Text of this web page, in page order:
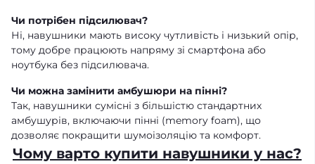
Чи потрібен підсилювач?
Ні, навушники мають високу чутливість і низький опір,
тому добре працюють напряму зі смартфона або
ноутбука без підсилювача.
Чи можна замінити амбушюри на пінні?
Так, навушники сумісні з більшістю стандартних
амбушурів, включаючи пінні (memory foam), що
дозволяє покращити шумоізоляцію та комфорт.
Чому варто купити навушники у нас?